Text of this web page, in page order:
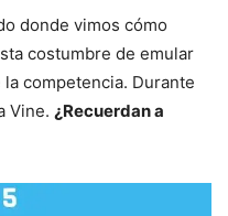
donde vimos cómo
costumbre de emular
competencia. Durante
Vine. ¿Recuerdan a